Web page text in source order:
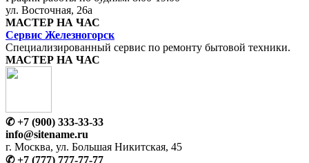
ул. Восточная, 26а
МАСТЕР НА ЧАС
Сервис Железногорск
Специализированный сервис по ремонту бытовой техники.
МАСТЕР НА ЧАС
✆+7 (900) 333-33-33
info@sitename.ru
г. Москва, ул. Большая Никитская, 45
✆ +7 (777) 777-77-77